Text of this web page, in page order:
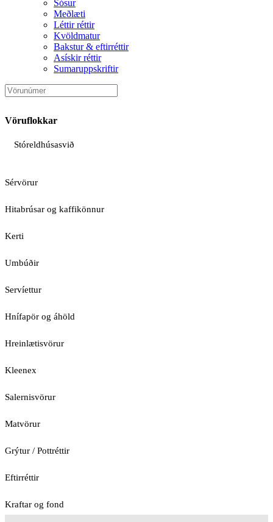
Sósur
Meðlæti
Léttir réttir
Kvöldmatur
Bakstur & eftirréttir
Asískir réttir
Sumaruppskriftir
Vöruflokkar
Stóreldhúsasvið
Sérvörur
Hitabrúsar og kaffikönnur
Kerti
Umbúðir
Servíettur
Hnífapör og áhöld
Hreinlætisvörur
Kleenex
Salernisvörur
Matvörur
Grýtur / Pottréttir
Eftirréttir
Kraftar og fond